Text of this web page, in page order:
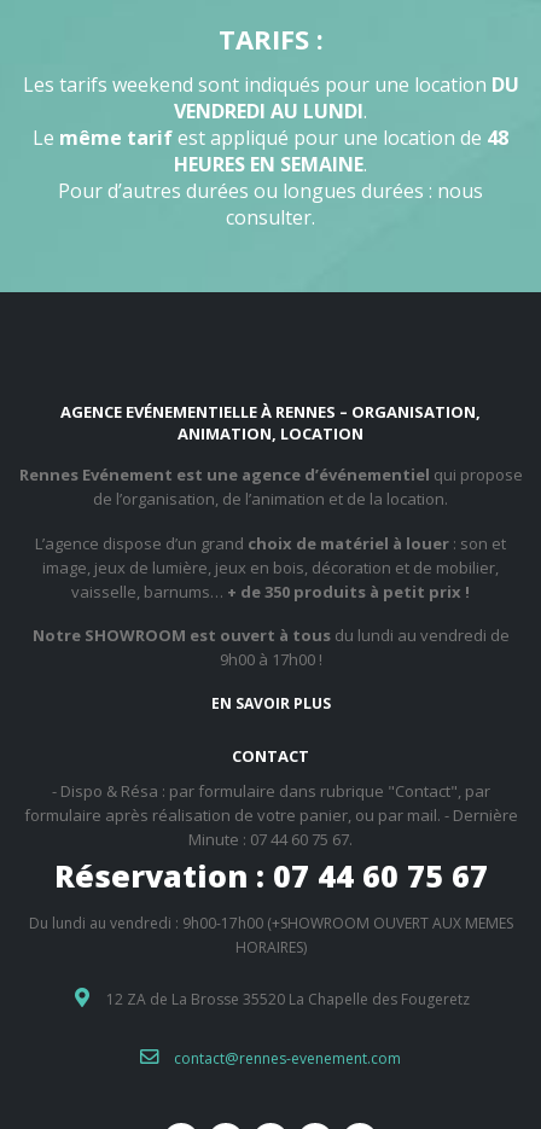
TARIFS :
Les tarifs weekend sont indiqués pour une location DU
VENDREDI AU LUNDI.
Le même tarifest appliqué pour une location de 48
HEURES EN SEMAINE.
Pour d’autres durées ou longues durées : nous
consulter.
AGENCE EVÉNEMENTIELLE À RENNES – ORGANISATION,
ANIMATION, LOCATION
Rennes Evénement est une agence d’événementiel qui propose
de l’organisation, de l’animation et de la location.
L’agence dispose d’un grand choix de matériel à louer : son et
image, jeux de lumière, jeux en bois, décoration et de mobilier,
vaisselle, barnums… + de 350 produits à petit prix !
Notre SHOWROOM est ouvert à tousdu lundi au vendredi de
9h00 à 17h00 !
EN SAVOIR PLUS
CONTACT
- Dispo & Résa : par formulaire dans rubrique "Contact", par
formulaire après réalisation de votre panier, ou par mail. - Dernière
Minute : 07 44 60 75 67.
Réservation : 07 44 60 75 67
Du lundi au vendredi : 9h00-17h00 (+SHOWROOM OUVERT AUX MEMES
HORAIRES)
12 ZA de La Brosse 35520 La Chapelle des Fougeretz
contact@rennes-evenement.com